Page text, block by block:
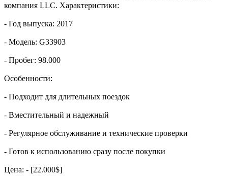
компания LLC. Характеристики:
- Год выпуска: 2017
- Модель: G33903
- Пробег: 98.000
Особенности:
- Подходит для длительных поездок
- Вместительный и надежный
- Регулярное обслуживание и технические проверки
- Готов к использованию сразу после покупки
Цена: - [22.000$]